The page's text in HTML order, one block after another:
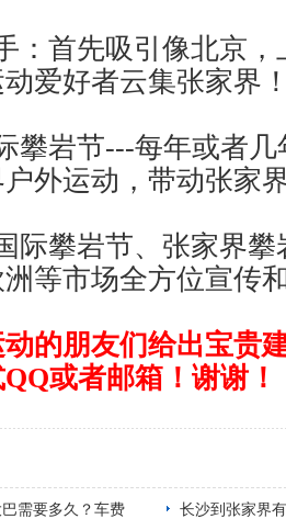
：首先吸引像北京
爱好者云集张家界
攀岩节---每年或者
外运动，带动张家
际攀岩节、张家界
等市场全方位宣传
的朋友们给出宝贵
QQ或者邮箱！谢谢！
需要多久？车费
长沙到张家界